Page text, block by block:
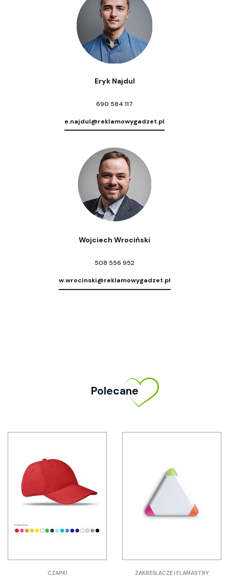
Eryk Najdul
690 584 117
e.najdul@reklamowygadzet.pl
Wojciech Wrociński
508 556 952
w.wrocinski@reklamowygadzet.pl
Polecane
CZAPKI ZAKREŚLACZE I FLAMASTRY